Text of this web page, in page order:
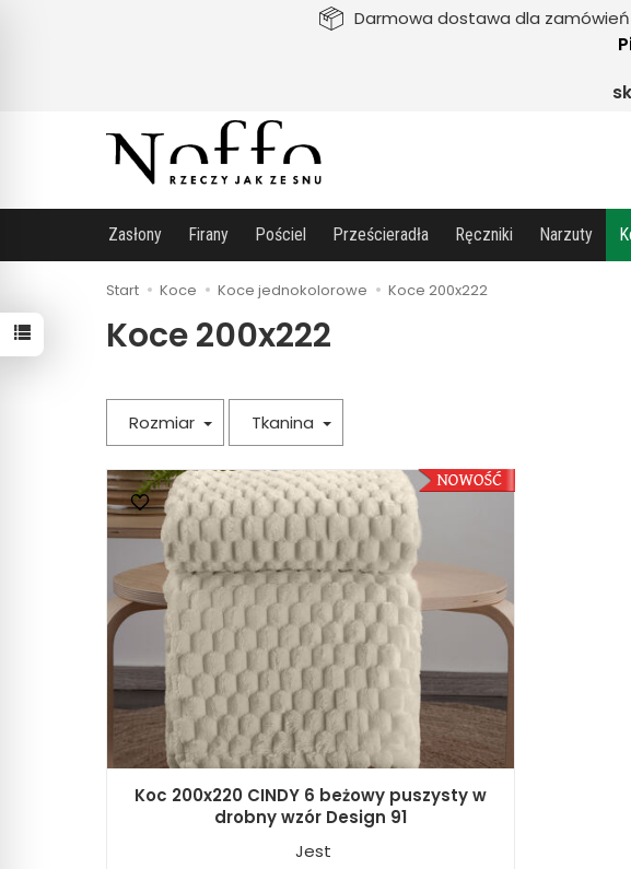
Darmowa dostawa dla zamówień
Zasłony Firany Pościel Prześcieradła Ręczniki Narzuty
Start Koce Koce jednokolorowe Koce 200x222
Koce 200x222
Rozmiar
Tkanina
Koc 200x220 CINDY 6 beżowy puszysty w
drobny wzór Design 91
Jest